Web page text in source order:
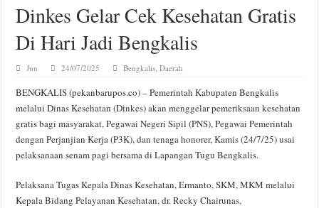
Dinkes Gelar Cek Kesehatan Gratis
Di Hari Jadi Bengkalis
Jun 24/07/2025 Bengkalis ,Daerah
BENGKALIS (pekanbarupos.co) – Pemerintah Kabupaten Bengkalis
melalui Dinas Kesehatan (Dinkes) akan menggelar pemeriksaan kesehatan
gratis bagi masyarakat, Pegawai Negeri Sipil (PNS), Pegawai Pemerintah
dengan Perjanjian Kerja (P3K), dan tenaga honorer, Kamis (24/7/25) usai
pelaksanaan senam pagi bersama di Lapangan Tugu Bengkalis.
Pelaksana Tugas Kepala Dinas Kesehatan, Ermanto, SKM, MKM melalui
Kepala Bidang Pelayanan Kesehatan, dr. Recky Chairunas,